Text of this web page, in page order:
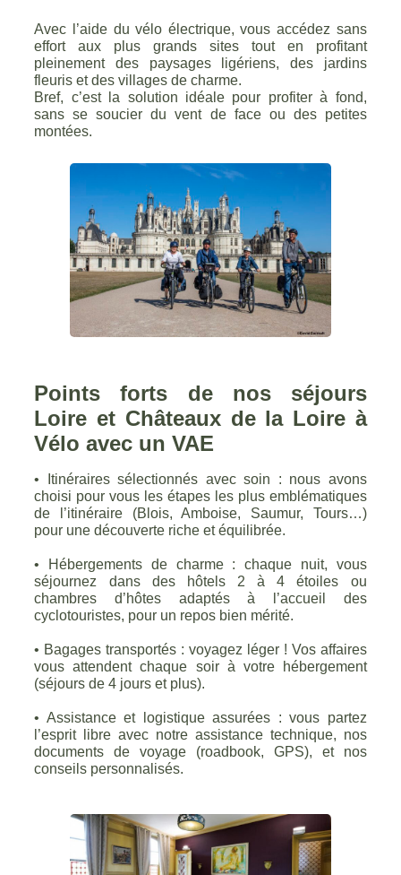
Avec l’aide du vélo électrique, vous accédez sans
effort aux plus grands sites tout en profitant
pleinement des paysages ligériens, des jardins
fleuris et des villages de charme.
Bref, c’est la solution idéale pour profiter à fond,
sans se soucier du vent de face ou des petites
montées.
Points forts de nos séjours
Loire et Châteaux de la Loire à
Vélo avec un VAE
• Itinéraires sélectionnés avec soin : nous avons
choisi pour vous les étapes les plus emblématiques
de l’itinéraire (Blois, Amboise, Saumur, Tours…)
pour une découverte riche et équilibrée.
• Hébergements de charme : chaque nuit, vous
séjournez dans des hôtels 2 à 4 étoiles ou
chambres d’hôtes adaptés à l’accueil des
cyclotouristes, pour un repos bien mérité.
• Bagages transportés : voyagez léger ! Vos affaires
vous attendent chaque soir à votre hébergement
(séjours de 4 jours et plus).
• Assistance et logistique assurées : vous partez
l’esprit libre avec notre assistance technique, nos
documents de voyage (roadbook, GPS), et nos
conseils personnalisés.